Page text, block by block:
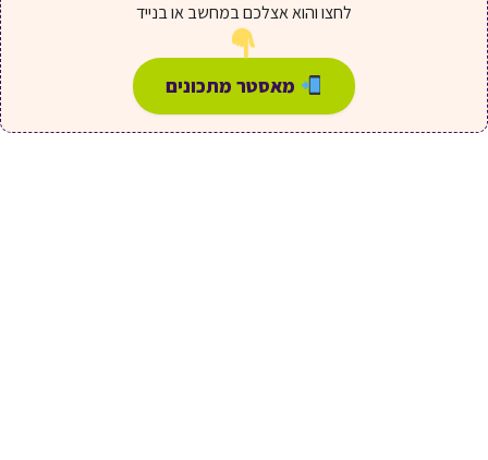
לחצו והוא אצלכם במחשב או בנייד
מאסטר מתכונים